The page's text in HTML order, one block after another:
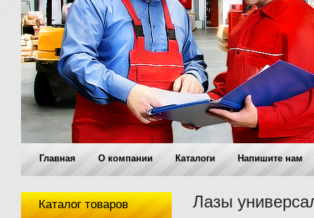
Главная O компании Каталоги Напишите нам
Каталог товаров Лазы